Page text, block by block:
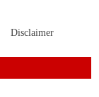
Disclaimer